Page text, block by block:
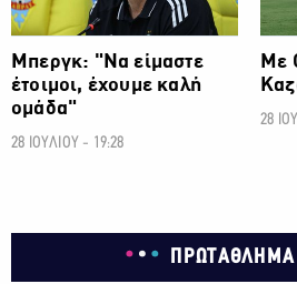
Μπεργκ: "Να είμαστε
έτοιμοι, έχουμε καλή
ομάδα"
28 ΙΟΥΛΙΟΥ - 19:28
Με
28
ΠΡΩΤΑΘΛΗΜΑ